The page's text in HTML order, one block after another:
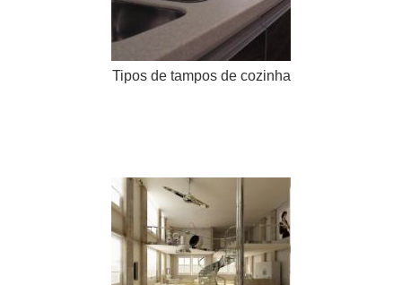
Tipos de tampos de cozinha